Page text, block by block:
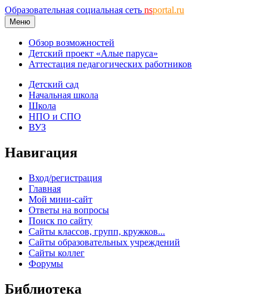
Образовательная социальная сеть nsportal.ru
Меню
Обзор возможностей
Детский проект «Алые паруса»
Аттестация педагогических работников
Детский сад
Начальная школа
Школа
НПО и СПО
ВУЗ
Навигация
Вход/регистрация
Главная
Мой мини-сайт
Ответы на вопросы
Поиск по сайту
Сайты классов, групп, кружков...
Сайты образовательных учреждений
Сайты коллег
Форумы
Библиотека